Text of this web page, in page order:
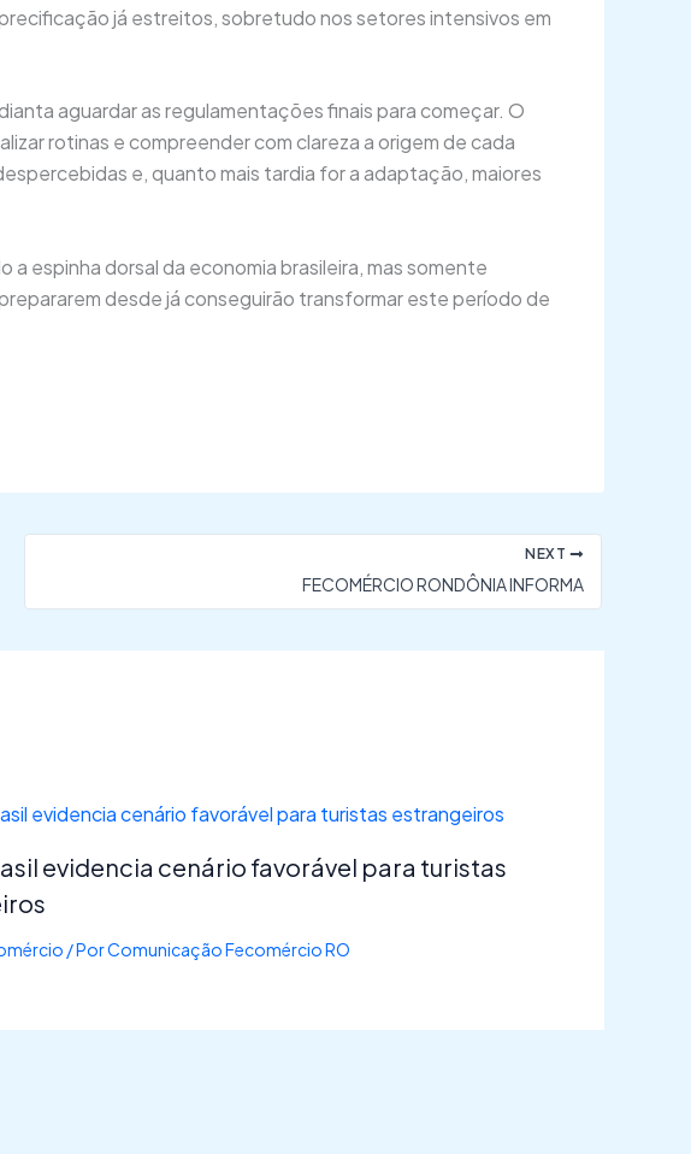
já estreitos, sobretudo nos setores intensivos em
aguardar as regulamentações finais para começar. O
rotinas e compreender com clareza a origem de cada
e, quanto mais tardia for a adaptação, maiores
espinha dorsal da economia brasileira, mas somente
desde já conseguirão transformar este período de
NEXT
FECOMÉRCIO RONDÔNIA INFORMA
evidencia cenário favorável para turistas
/ PorComunicação Fecomércio RO